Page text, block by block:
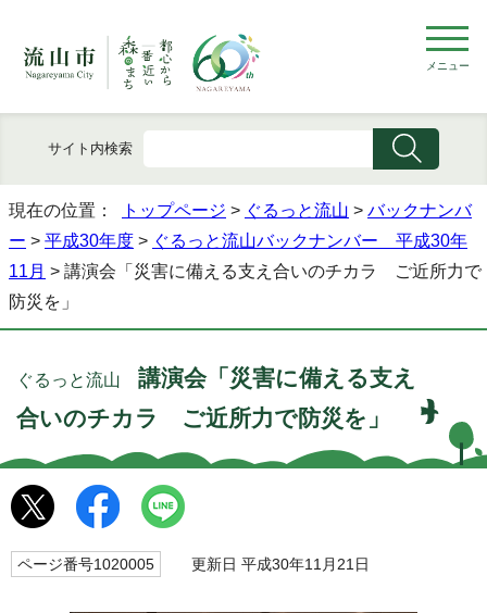
メニュー
サイト内検索
現在の位置： トップページ > ぐるっと流山 > バックナンバ
ー > 平成30年度 > ぐるっと流山バックナンバー 平成30年
11月 > 講演会「災害に備える支え合いのチカラ ご近所力で
防災を」
ぐるっと流山 講演会「災害に備える支え
合いのチカラ ご近所力で防災を」
ページ番号1020005 更新日 平成30年11月21日